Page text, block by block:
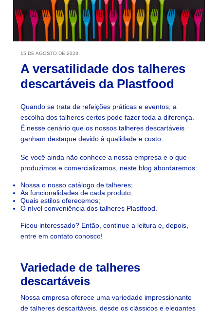
15 DE AGOSTO DE 2023
A versatilidade dos talheres
descartáveis ​​da Plastfood
Quando se trata de refeições práticas e eventos, a
escolha dos talheres certos pode fazer toda a diferença.
É nesse cenário que os nossos talheres descartáveis
ganham destaque devido à qualidade e custo.
Se você ainda não conhece a nossa empresa e o que
produzimos e comercializamos, neste blog abordaremos:
Nossa o nosso catálogo de talheres;
As funcionalidades de cada produto;
Quais estilos oferecemos;
O nível conveniência dos talheres Plastfood.
Ficou interessado? Então, continue a leitura e, depois,
entre em contato conosco!
Variedade de talheres
descartáveis
Nossa empresa oferece uma variedade impressionante
de talheres descartáveis, desde os clássicos e elegantes